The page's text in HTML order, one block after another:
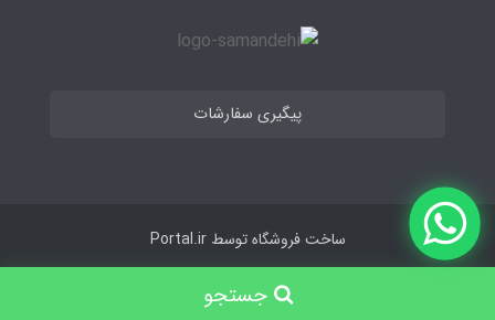
جستجو
پیگیری سفارشات
ساخت فروشگاه توسطPortal.ir